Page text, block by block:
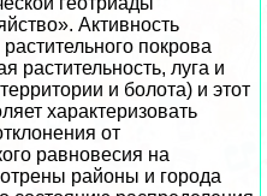
Активность
покрова
растительность, луга и
и болота) и этот
хаpaктеризовать
от
равновесия на
районы и города